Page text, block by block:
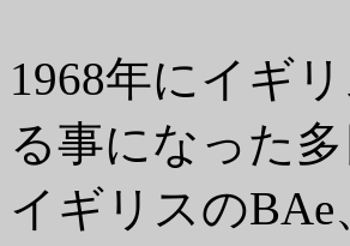
1968年にイギ
る事になった
イギリスの